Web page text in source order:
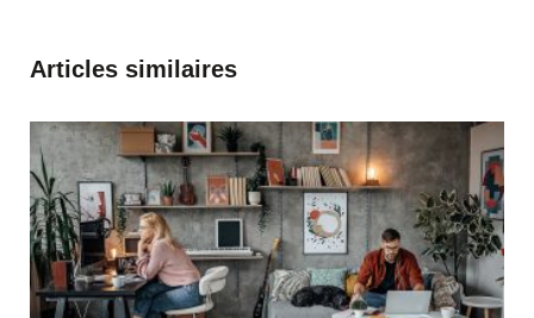
Articles similaires